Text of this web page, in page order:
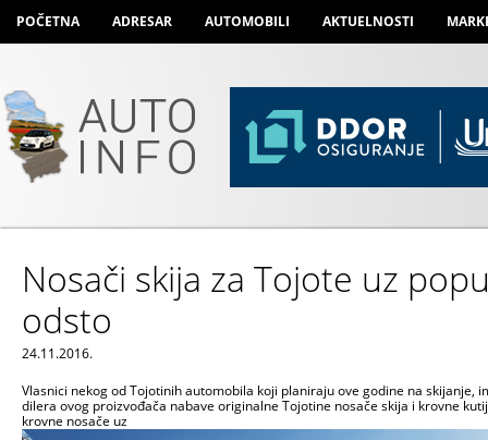
POČETNA ADRESAR AUTOMOBILI AKTUELNOSTI
Nosači skija za Tojote uz
odsto
24.11.2016.
Vlasnici nekog od Tojotinih automobila koji planiraju ove godine na skijanje,
dilera ovog proizvođača nabave originalne Tojotine nosače skija i krovne
krovne nosače uz